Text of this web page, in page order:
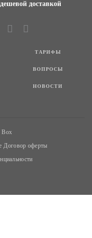
доставкой
ТАРИФЫ
ВОПРОСЫ
НОВОСТИ
Договор оферты